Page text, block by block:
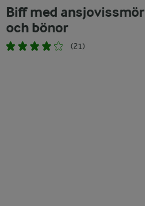
Biff med ansjovissmör
och bönor
(21)